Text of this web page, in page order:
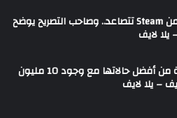
شائعة انسحاب اكسبوكس من Steam تتصاعد.. وصاحب التصريح يوضح
لايف
لعبة FC 26 تشهد حالياً واحدة من أفضل حالاتها مع وجود 10 مليون
– يلا لايف